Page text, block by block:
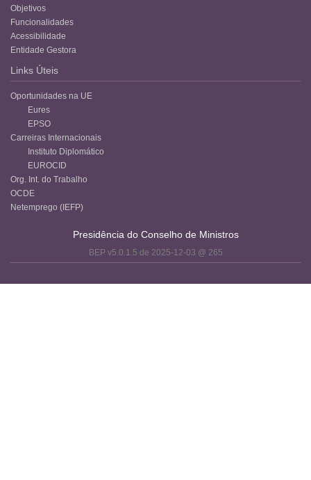
Objetivos
Funcionalidades
Acessibilidade
Entidade Gestora
Links Úteis
Oportunidades na UE
Eures
EPSO
Carreiras Internacionais
Instituto Diplomático
EUROCID
Org. Int. do Trabalho
OCDE
Netemprego (IEFP)
Presidência do Conselho de Ministros
BEP v5.0.1.5 de 2025-12-03 @ 265